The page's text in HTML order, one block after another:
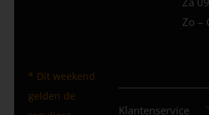
Zo –
* Dit weekend
gelden de
Klantenservice